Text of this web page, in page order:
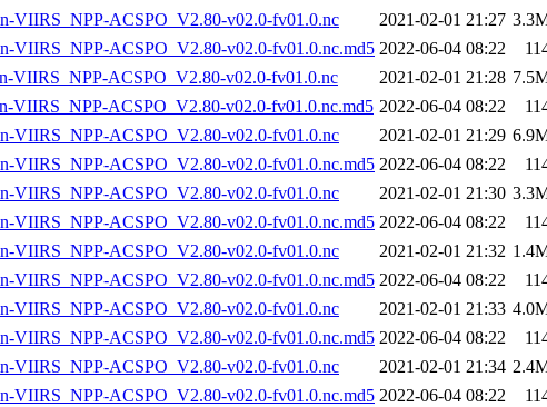
VIIRS_NPP-ACSPO_V2.80-v02.0-fv01.0.nc
2021-02-01 21:27
VIIRS_NPP-ACSPO_V2.80-v02.0-fv01.0.nc.md5 2022-06-04 08:22
VIIRS_NPP-ACSPO_V2.80-v02.0-fv01.0.nc
2021-02-01 21:28
VIIRS_NPP-ACSPO_V2.80-v02.0-fv01.0.nc.md5 2022-06-04 08:22
VIIRS_NPP-ACSPO_V2.80-v02.0-fv01.0.nc
2021-02-01 21:29
VIIRS_NPP-ACSPO_V2.80-v02.0-fv01.0.nc.md5 2022-06-04 08:22
VIIRS_NPP-ACSPO_V2.80-v02.0-fv01.0.nc
2021-02-01 21:30
VIIRS_NPP-ACSPO_V2.80-v02.0-fv01.0.nc.md5 2022-06-04 08:22
VIIRS_NPP-ACSPO_V2.80-v02.0-fv01.0.nc
2021-02-01 21:32
VIIRS_NPP-ACSPO_V2.80-v02.0-fv01.0.nc.md5 2022-06-04 08:22
VIIRS_NPP-ACSPO_V2.80-v02.0-fv01.0.nc
2021-02-01 21:33
VIIRS_NPP-ACSPO_V2.80-v02.0-fv01.0.nc.md5 2022-06-04 08:22
VIIRS_NPP-ACSPO_V2.80-v02.0-fv01.0.nc
2021-02-01 21:34
VIIRS_NPP-ACSPO_V2.80-v02.0-fv01.0.nc.md5 2022-06-04 08:22